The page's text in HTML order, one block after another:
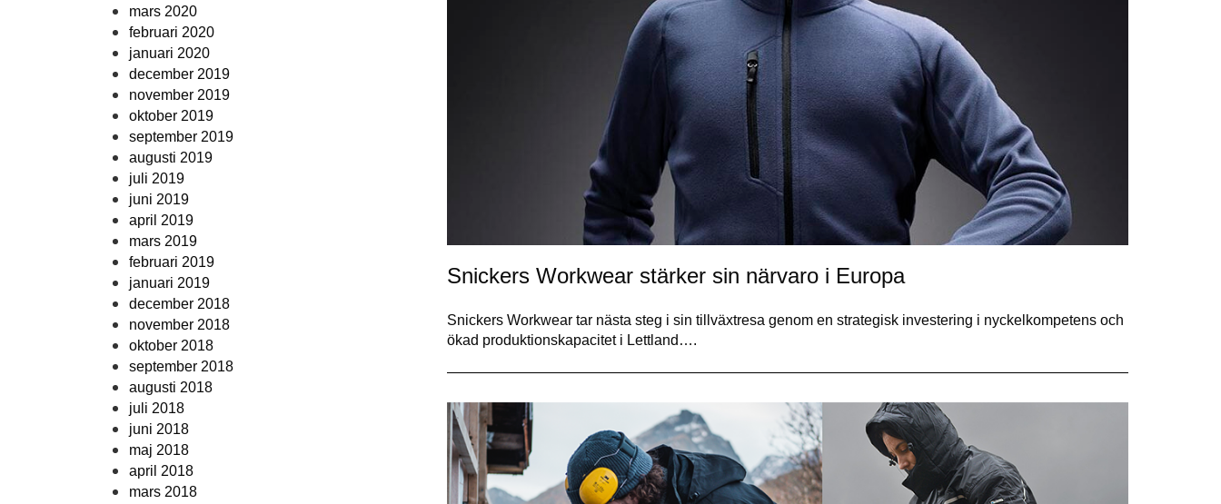
mars 2020
februari 2020
januari 2020
december 2019
november 2019
oktober 2019
september 2019
augusti 2019
juli 2019
juni 2019
april 2019
mars 2019
februari 2019
januari 2019
december 2018
november 2018
oktober 2018
september 2018
augusti 2018
juli 2018
juni 2018
maj 2018
april 2018
mars 2018
Snickers Workwear stärker sin närvaro i Europa
Snickers Workwear tar nästa steg i sin tillväxtresa genom en strategisk investering i nyckelkompetens och
ökad produktionskapacitet i Lettland….